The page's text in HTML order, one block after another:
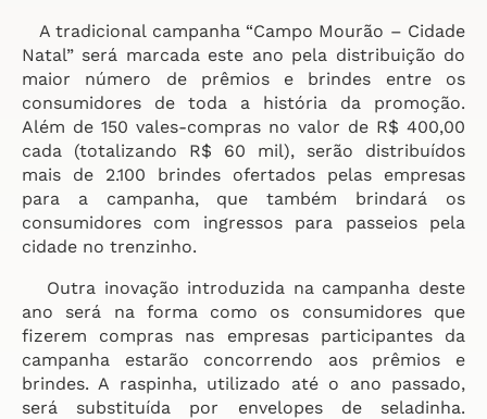
A tradicional campanha “Campo Mourão – Cidade
Natal” será marcada este ano pela distribuição do
maior número de prêmios e brindes entre os
consumidores de toda a história da promoção.
Além de 150 vales-compras no valor de R$ 400,00
cada (totalizando R$ 60 mil), serão distribuídos
mais de 2.100 brindes ofertados pelas empresas
para a campanha, que também brindará os
consumidores com ingressos para passeios pela
cidade no trenzinho.
Outra inovação introduzida na campanha deste
ano será na forma como os consumidores que
fizerem compras nas empresas participantes da
campanha estarão concorrendo aos prêmios e
brindes. A raspinha, utilizado até o ano passado,
será substituída por envelopes de seladinha.